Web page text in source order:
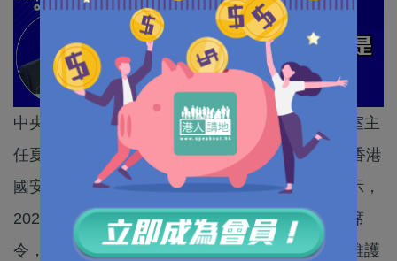
中央港澳工作辦公室主任、國務院港澳事務辦公室主
任夏寶龍，今日（21日）在香港會展中心出席《香港
國安法》公布實施五周年論壇並致辭。夏寶龍表示，
2020年6月30日，國家主席習近平簽署第49號主席
令，公布實施《中華人民共和國香港特別行政區維護